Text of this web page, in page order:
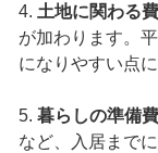
4. 土地に関わる
が加わります。
になりやすい点に
5. 暮らしの準備
など、入居まで